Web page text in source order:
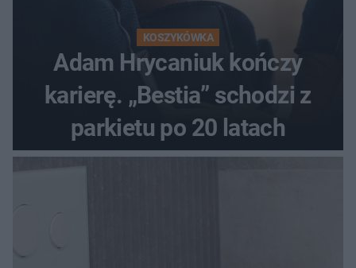
KOSZYKÓWKA
Adam Hrycaniuk kończy
karierę. „Bestia” schodzi z
parkietu po 20 latach